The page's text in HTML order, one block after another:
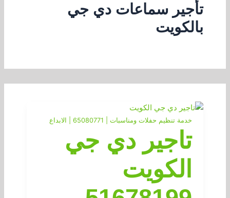
تأجير سماعات دي جي
بالكويت
خدمة تنظيم حفلات ومناسبات | 65080771 | الابداع
تاجير دي جي
الكويت